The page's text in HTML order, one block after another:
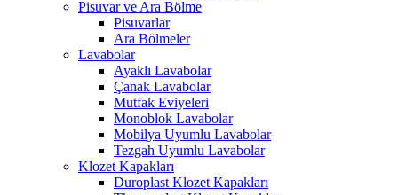
Pisuvar ve Ara Bölme
Pisuvarlar
Ara Bölmeler
Lavabolar
Ayaklı Lavabolar
Çanak Lavabolar
Mutfak Eviyeleri
Monoblok Lavabolar
Mobilya Uyumlu Lavabolar
Tezgah Uyumlu Lavabolar
Klozet Kapakları
Duroplast Klozet Kapakları